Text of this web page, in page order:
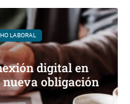
LABORAL
digital en
obligación